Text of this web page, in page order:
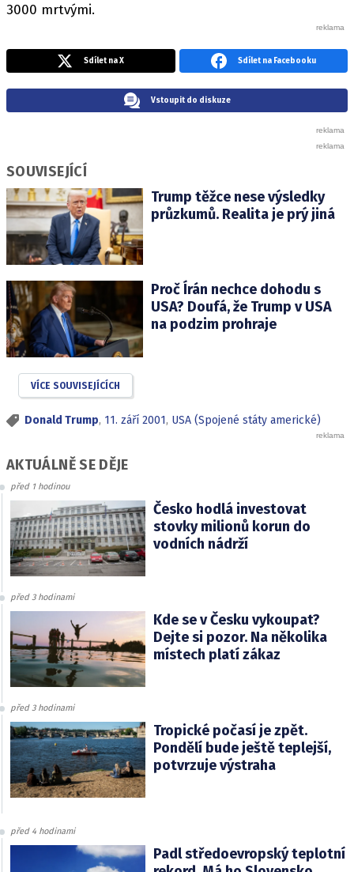
3000 mrtvými.
Sdílet na X Sdílet na Facebooku
Vstoupit do diskuze
SOUVISEJÍCÍ
Trump těžce nese výsledky
průzkumů. Realita je prý jiná
Proč Írán nechce dohodu s
USA? Doufá, že Trump v USA
na podzim prohraje
VÍCE SOUVISEJÍCÍCH
Donald Trump, 11. září 2001, USA (Spojené státy americké)
AKTUÁLNĚ SE DĚJE
před 1 hodinou
Česko hodlá investovat
stovky milionů korun do
vodních nádrží
před 3 hodinami
Kde se v Česku vykoupat?
Dejte si pozor. Na několika
místech platí zákaz
před 3 hodinami
Tropické počasí je zpět.
Pondělí bude ještě teplejší,
potvrzuje výstraha
před 4 hodinami
Padl středoevropský teplotní